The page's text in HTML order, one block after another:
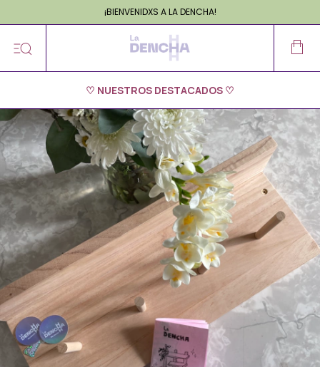
¡BIENVENIDXS A LA DENCHA!
20% OFF en EFECTIVO
¡BIENVENIDXS A LA DENCHA!
♡ NUESTROS DESTACADOS ♡